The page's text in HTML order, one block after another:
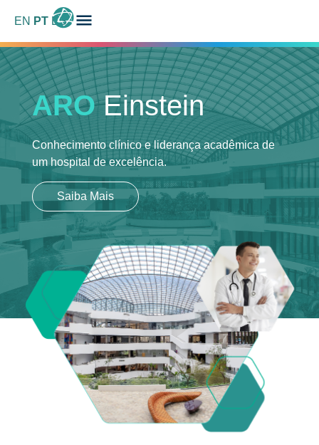
EN PT ES
ARO Einstein
Conhecimento clínico e liderança acadêmica de
um hospital de excelência.
Saiba Mais